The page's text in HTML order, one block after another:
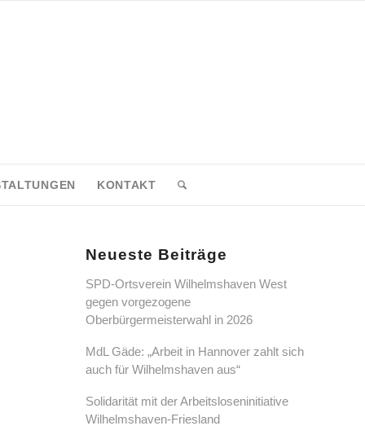
KONTAKT
Neueste Beiträge
SPD-Ortsverein Wilhelmshaven West
gegen vorgezogene
Oberbürgermeisterwahl in 2026
MdL Gäde: „Arbeit in Hannover zahlt sich
auch für Wilhelmshaven aus“
Solidarität mit der Arbeitsloseninitiative
Wilhelmshaven-Friesland